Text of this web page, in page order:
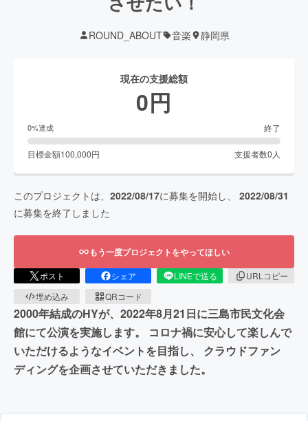
ROUND_ABOUT 音楽 静岡県
現在の支援総額
0円
0%達成 終了
目標金額100,000円 支援者数0 人
このプロジェクトは、 2022/08/17に募集を開始し、 2022/08/31
に募集を終了しました
もう一度プロジェクトをやってほしい
ポスト シェア LINEで送る
URLコピー
埋め込み
QRコード
2000年結成のHYが、2022年8月21日に三島市民文化会
館にて公演を実施します。 コロナ禍に安心して楽しんで
いただけるようなイベントを目指し、 クラウドファン
ディングを企画させていただきました。